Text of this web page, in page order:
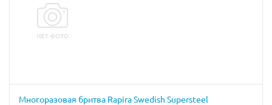
Многоразовая бритва Rapira Swedish Supersteel